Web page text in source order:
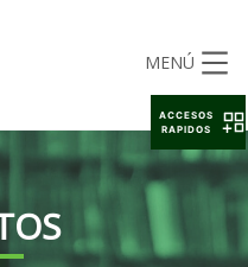
MENÚ
ACCESOS
RAPIDOS